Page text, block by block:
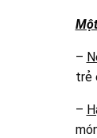
–
trẻ
–